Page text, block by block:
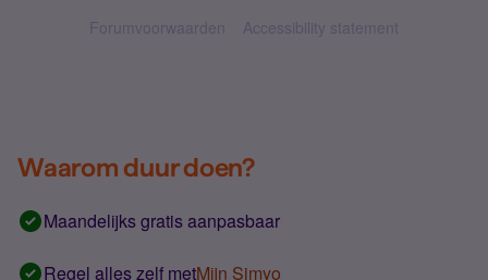
Forumvoorwaarden Accessibility statement
Waarom duur doen?
Maandelijks gratis aanpasbaar
Regel alles zelf metMijn Simyo